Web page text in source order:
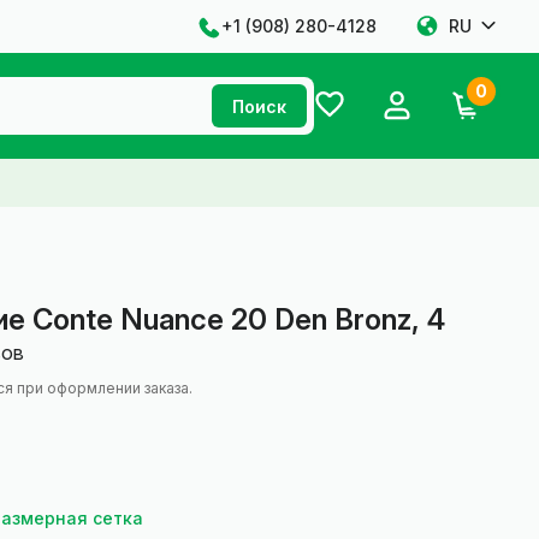
+1 ‪(908) 280-4128‬ RU
Поиск
0
Conte Nuance 20 Den Bronz, 4
при оформлении заказа.
сетка